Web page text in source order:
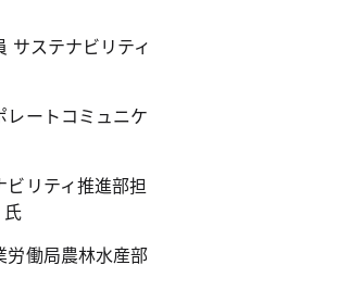
ステナビリティ
ートコミュニケ
リティ推進部担
働局農林水産部